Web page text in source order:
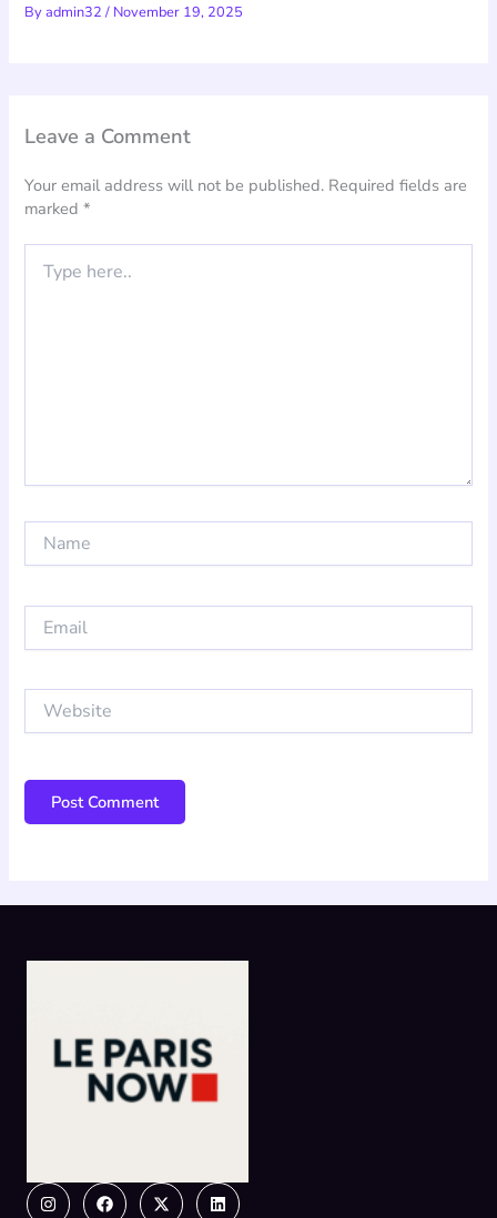
Byadmin32/ November 19, 2025
Leave a Comment
Your email address will not be published. Required fields are
marked*
here..
Email
Website
InstagramFacebook
X-
twitter
Linkedin